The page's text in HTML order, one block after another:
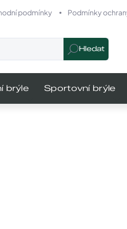
podmínky Podmínky
Hledat
brýle Sportovní brýle